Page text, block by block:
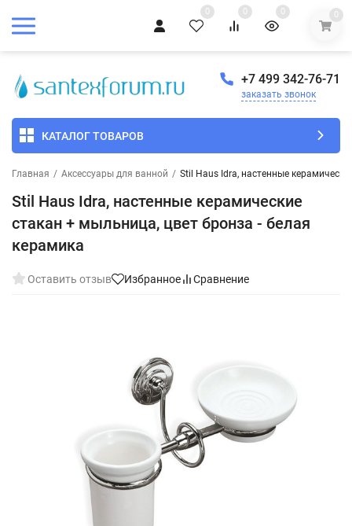
0 0 0 0
+7 499 342-76-71
заказать звонок
КАТАЛОГ ТОВАРОВ
Главная / Аксессуары для ванной / Stil Haus Idra, настенные
Stil Haus Idra, настенные керамические
стакан + мыльница, цвет бронза - белая
керамика
Оставить отзыв Избранное Сравнение